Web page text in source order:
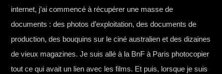
internet, j’ai commencé à récupérer une masse de
documents : des photos d’exploitation, des documents de
production, des bouquins sur le ciné australien et des dizaines
de vieux magazines. Je suis allé à la BnF à Paris photocopier
tout ce qui avait un lien avec les films. Et puis, lorsque je suis